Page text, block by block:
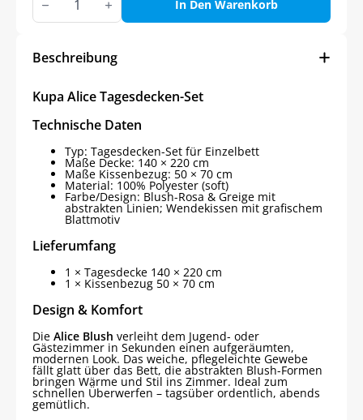
Alice
Tagesdecken-
In Den Warenkorb
Beschreibung
Kupa Alice Tagesdecken-Set
Technische Daten
Typ: Tagesdecken-Set für Einzelbett
Maße Decke: 140 × 220 cm
Maße Kissenbezug: 50 × 70 cm
Material: 100% Polyester (soft)
Farbe/Design: Blush-Rosa & Greige mit
abstrakten Linien; Wendekissen mit grafischem
Blattmotiv
Lieferumfang
1 × Tagesdecke 140 × 220 cm
1 × Kissenbezug 50 × 70 cm
Design & Komfort
Die Alice Blush verleiht dem Jugend- oder
Gästezimmer in Sekunden einen aufgeräumten,
modernen Look. Das weiche, pflegeleichte Gewebe
fällt glatt über das Bett, die abstrakten Blush-Formen
bringen Wärme und Stil ins Zimmer. Ideal zum
schnellen Überwerfen – tagsüber ordentlich, abends
gemütlich.